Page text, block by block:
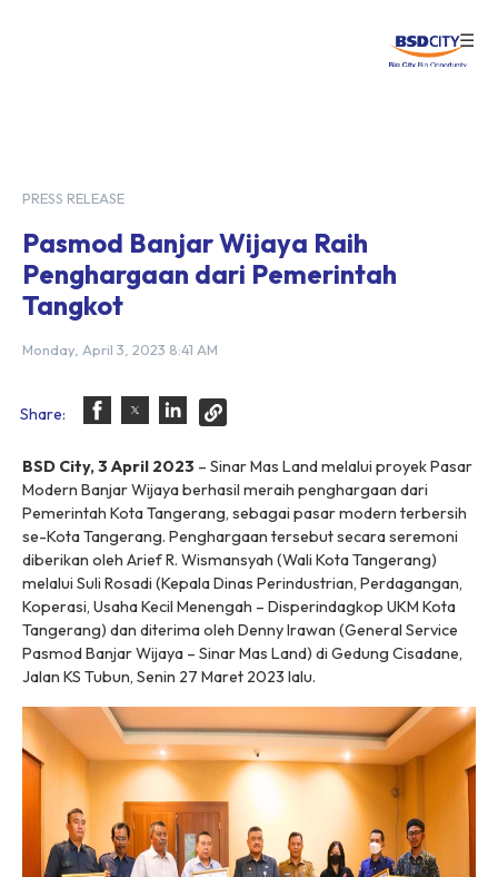
☰
PRESS RELEASE
Pasmod Banjar Wijaya Raih
Penghargaan dari Pemerintah
Tangkot
Monday, April 3, 2023 8:41 AM
Share:
BSD City, 3 April 2023 – Sinar Mas Land melalui proyek Pasar
Modern Banjar Wijaya berhasil meraih penghargaan dari
Pemerintah Kota Tangerang, sebagai pasar modern terbersih
se-Kota Tangerang. Penghargaan tersebut secara seremoni
diberikan oleh Arief R. Wismansyah (Wali Kota Tangerang)
melalui Suli Rosadi (Kepala Dinas Perindustrian, Perdagangan,
Koperasi, Usaha Kecil Menengah – Disperindagkop UKM Kota
Tangerang) dan diterima oleh Denny Irawan (General Service
Pasmod Banjar Wijaya – Sinar Mas Land) di Gedung Cisadane,
Jalan KS Tubun, Senin 27 Maret 2023 lalu.